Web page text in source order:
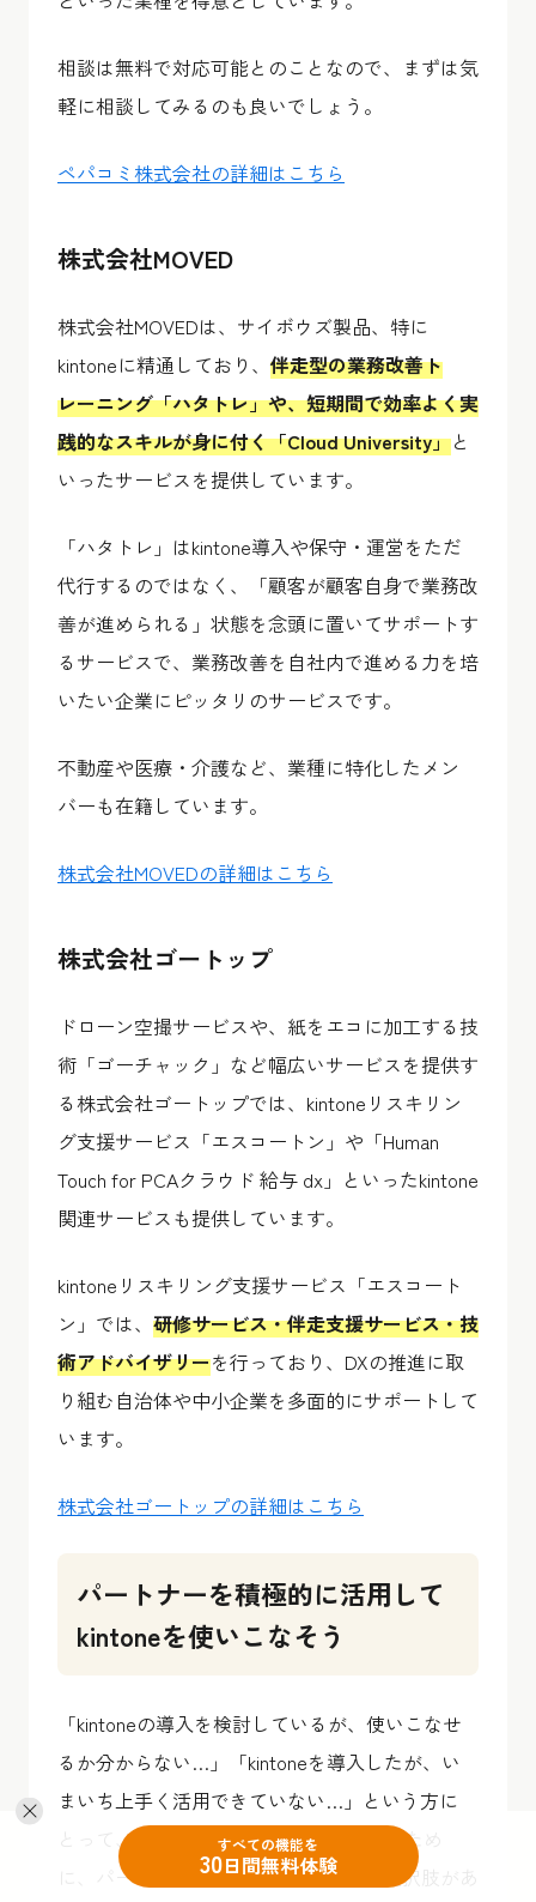
相談は無料で対応可能とのことなので、まずは気
軽に相談してみるのも良いでしょう。
ペパコミ株式会社の詳細はこちら
株式会社MOVED
株式会社MOVEDは、サイボウズ製品、特に
kintoneに精通しており、 伴走型の業務改善ト
レーニング「ハタトレ」や、短期間で効率よく実
践的なスキルが身に付く「Cloud University」と
いったサービスを提供しています。
「ハタトレ」はkintone導入や保守・運営をただ
代行するのではなく、「顧客が顧客自身で業務改
善が進められる」状態を念頭に置いてサポートす
るサービスで、業務改善を自社内で進める力を培
いたい企業にピッタリのサービスです。
不動産や医療・介護など、業種に特化したメン
バーも在籍しています。
株式会社MOVEDの詳細はこちら
株式会社ゴートップ
ドローン空撮サービスや、紙をエコに加工する技
術「ゴーチャック」など幅広いサービスを提供す
る株式会社ゴートップでは、kintoneリスキリン
グ支援サービス「エスコートン」や「Human
Touch for PCAクラウド 給与 dx」といったkintone
関連サービスも提供しています。
kintoneリスキリング支援サービス「エスコート
ン」では、 研修サービス・伴走支援サービス・技
術アドバイザリーを行っており、DXの推進に取
り組む自治体や中小企業を多面的にサポートして
います。
株式会社ゴートップの詳細はこちら
パートナーを積極的に活用して
kintoneを使いこなそう
「kintoneの導入を検討しているが、使いこなせ
るか分からない…」「kintoneを導入したが、い
まいち上手く活用できていない…」という方に
とって、「kintoneの強みを最大限活かすため
に、パートナーの力を借りる」という選択肢があ
すべての機能を
30日間無料体験